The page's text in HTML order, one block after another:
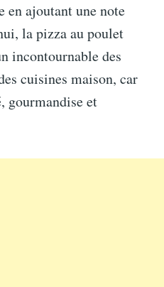
en ajoutant une note
la pizza au poulet
incontournable des
cuisines maison, car
gourmandise et